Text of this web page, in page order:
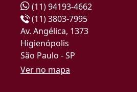
(11) 94193-4662
(11) 3803-7995
Av. Angélica, 1373
Higienópolis
São Paulo - SP
Ver no mapa